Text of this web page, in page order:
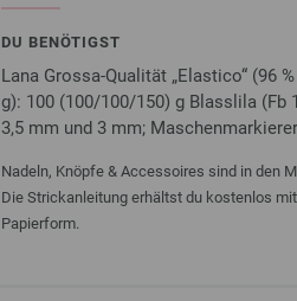
DU BENÖTIGST
Lana Grossa-Qualität „Elastico“ (96
g): 100 (100/100/150) g Blasslila (Fb
3,5 mm und 3 mm;
Nadeln, Knöpfe & Accessoires sind in den
Die Strickanleitung erhältst du kostenlos
Papierform.